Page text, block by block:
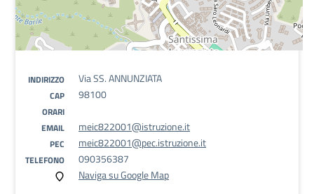
INDIRIZZO Via SS. ANNUNZIATA
CAP 98100
ORARI
EMAIL
meic822001@istruzione.it
PEC meic822001@pec.istruzione.it
TELEFONO
090356387
Naviga su Google Map